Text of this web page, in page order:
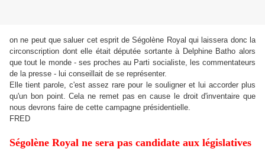
on ne peut que saluer cet esprit de Ségolène Royal qui laissera donc la
circonscription dont elle était députée sortante à Delphine Batho alors
que tout le monde - ses proches au Parti socialiste, les commentateurs
de la presse - lui conseillait de se représenter.
Elle tient parole, c'est assez rare pour le souligner et lui accorder plus
qu'un bon point. Cela ne remet pas en cause le droit d'inventaire que
nous devrons faire de cette campagne présidentielle.
FRED
Ségolène Royal ne sera pas candidate aux législatives